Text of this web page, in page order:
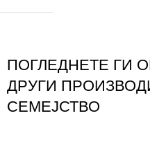
ПОГЛЕДНЕТЕ ГИ
ДРУГИ
СЕМЕЈСТВО